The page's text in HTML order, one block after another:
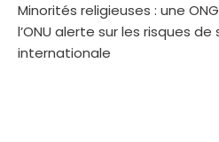
Minorités religieuses : une
l’ONU alerte sur les risques
internationale